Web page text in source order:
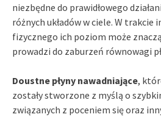
niezbędne do prawidłowego
różnych układów w ciele. W trakcie
fizycznego ich poziom może
prowadzi do zaburzeń równowagi
Doustne płyny nawadniające,
zostały stworzone z myślą o
związanych z poceniem się oraz